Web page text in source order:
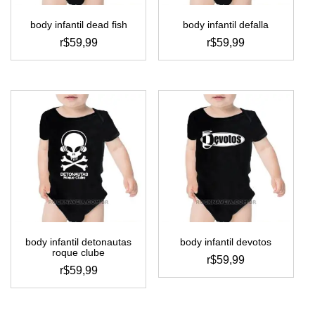
produto
produto
body infantil dead fish
r$59,99
este
tem
várias
variantes.
as
opções
podem
ser
escolhidas
na
página
produto
body infantil defalla
r$59,99
este
tem
várias
variantes.
as
opções
podem
escolhidas
na
página
produto
body infantil detonautas
roque clube
r$59,99
este
body infantil devotos
r$59,99
este